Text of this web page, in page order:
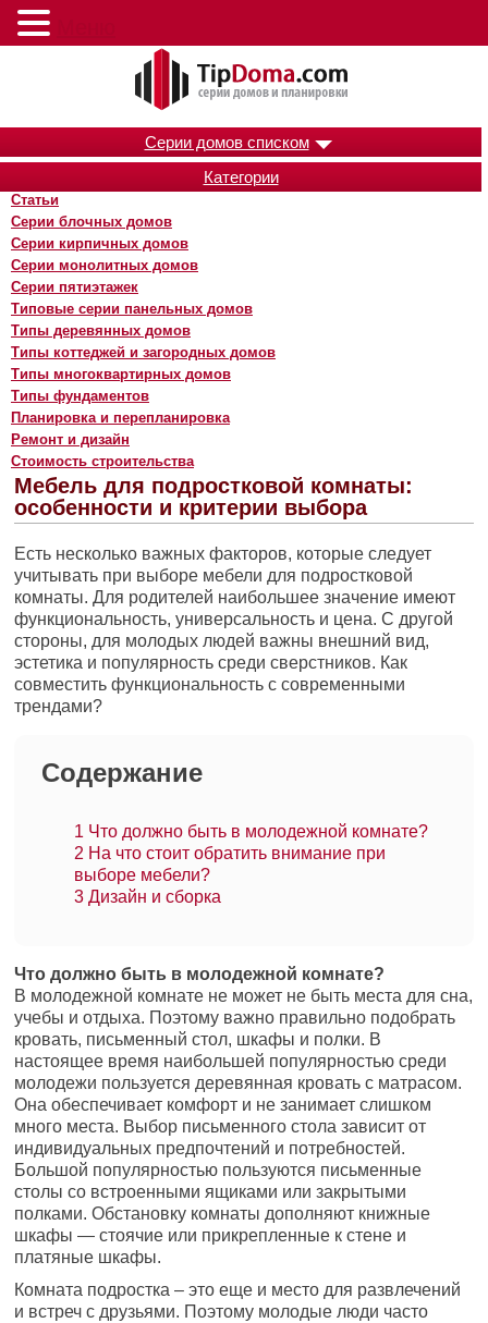
Серии домов списком
Категории
Статьи
Серии блочных домов
Серии кирпичных домов
Серии монолитных домов
Серии пятиэтажек
Типовые серии панельных домов
Типы деревянных домов
Типы коттеджей и загородных домов
Типы многоквартирных домов
Типы фундаментов
Планировка и перепланировка
Ремонт и дизайн
Стоимость строительства
Мебель для подростковой комнаты:
особенности и критерии выбора
Есть несколько важных факторов, которые следует
учитывать при выборе мебели для подростковой
комнаты. Для родителей наибольшее значение имеют
функциональность, универсальность и цена. С другой
стороны, для молодых людей важны внешний вид,
эстетика и популярность среди сверстников. Как
совместить функциональность с современными
трендами?
Содержание
1 Что должно быть в молодежной комнате?
2 На что стоит обратить внимание при
выборе мебели?
3 Дизайн и сборка
Что должно быть в молодежной комнате?
В молодежной комнате не может не быть места для сна,
учебы и отдыха. Поэтому важно правильно подобрать
кровать, письменный стол, шкафы и полки. В
настоящее время наибольшей популярностью среди
молодежи пользуется деревянная кровать с матрасом.
Она обеспечивает комфорт и не занимает слишком
много места. Выбор письменного стола зависит от
индивидуальных предпочтений и потребностей.
Большой популярностью пользуются письменные
столы со встроенными ящиками или закрытыми
полками. Обстановку комнаты дополняют книжные
шкафы — стоячие или прикрепленные к стене и
платяные шкафы.
Комната подростка – это еще и место для развлечений
и встреч с друзьями. Поэтому молодые люди часто